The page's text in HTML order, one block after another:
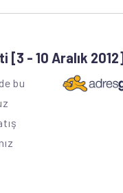
[3 - 10 Aralık 2012]
bu